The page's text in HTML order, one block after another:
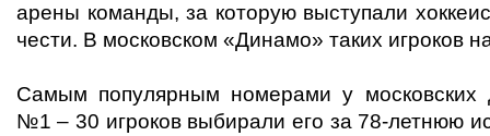
арены команды, за которую выступали
чести. В московском «Динамо» таких игроков
Самым популярным номерами у московских
№1 – 30 игроков выбирали его за 78-летнюю